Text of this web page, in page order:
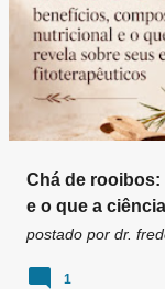
Chá de
e o que a
postado por dr.
1